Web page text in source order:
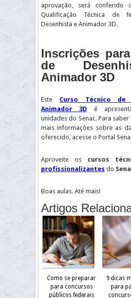
aprovação, será conferido
Qualificação Técnica de
Desenhista e Animador 3D.
Inscrições para
de
Animador 3D
Este Curso Técnico de
Animador 3D é
unidades do Senac. Para
mais informações sobre as
oferecido, acesse o Portal
Aproveite os cursos
profissionalizantes do
Boas aulas. Até mais!
Artigos
Como se preparar
para concursos
públicos federais
9 dicas
para